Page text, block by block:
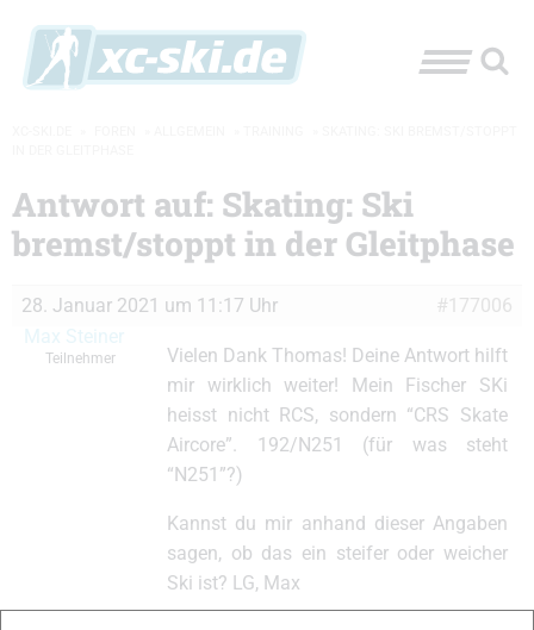
Antwort auf: Skating: Ski
bremst/stoppt in der Gleitphase
28. Januar 2021 um 11:17 Uhr
#177006
Max Steiner
Teilnehmer
Vielen Dank Thomas! Deine Antwort hilft
mir wirklich weiter! Mein Fischer SKi
heisst nicht RCS, sondern “CRS Skate
Aircore”. 192/N251 (für was steht
“N251”?)
Kannst du mir anhand dieser Angaben
sagen, ob das ein steifer oder weicher
Ski ist? LG, Max